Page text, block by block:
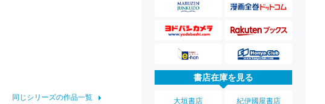
同じシリーズの作品一覧
書店在庫を見る
大垣書店 紀伊國屋書店